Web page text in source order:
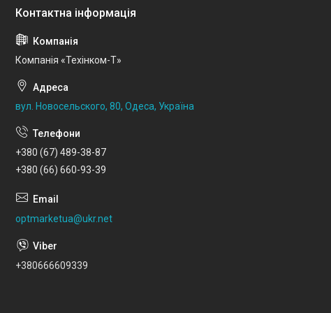
Компанія «Техінком-Т»
вул. Новосельского, 80, Одеса, Україна
+380 (67) 489-38-87
+380 (66) 660-93-39
optmarketua@ukr.net
+380666609339